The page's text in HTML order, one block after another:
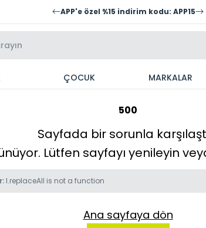
APP'e özel %15 indirim kodu: APP15
ÇOCUK MARKALAR
500
Sayfada bir sorunla
Lütfen sayfayı yenileyin
l.replaceAll is not a function
Ana sayfaya dön